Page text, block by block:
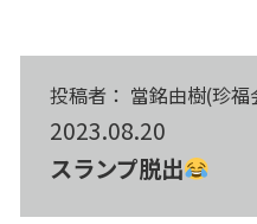
投稿者： 當銘由樹(珍福
2023.08.20
スランプ脱出